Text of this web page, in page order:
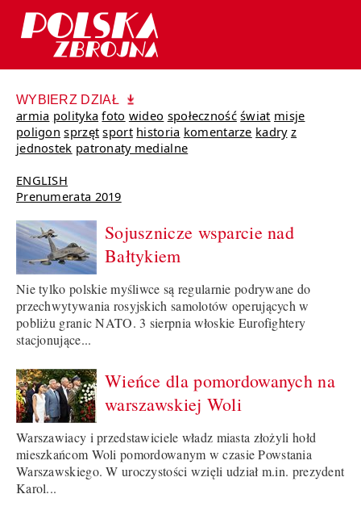
WYBIERZ DZIAŁ
armia polityka foto wideo społeczność świat misje
poligon sprzęt sport historia komentarze kadry z
jednostek patronaty medialne
ENGLISH
Prenumerata 2019
Sojusznicze wsparcie nad
Bałtykiem
Nie tylko polskie myśliwce są regularnie podrywane do
przechwytywania rosyjskich samolotów operujących w
pobliżu granic NATO. 3 sierpnia włoskie Eurofightery
stacjonujące...
Wieńce dla pomordowanych na
warszawskiej Woli
Warszawiacy i przedstawiciele władz miasta złożyli hołd
mieszkańcom Woli pomordowanym w czasie Powstania
Warszawskiego. W uroczystości wzięli udział m.in. prezydent
Karol...